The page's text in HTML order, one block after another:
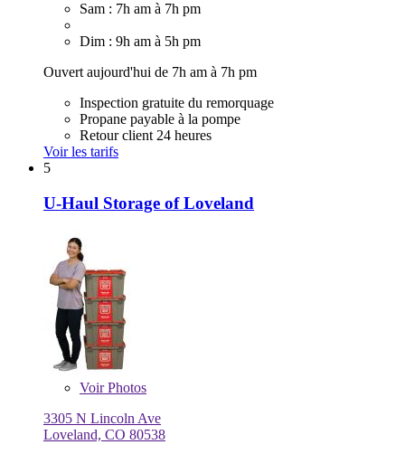
Sam : 7h am à 7h pm
Dim : 9h am à 5h pm
Ouvert aujourd'hui de 7h am à 7h pm
Inspection gratuite du remorquage
Propane payable à la pompe
Retour client 24 heures
Voir les tarifs
5
U-Haul Storage of Loveland
VoirPhotos
3305 N Lincoln Ave
Loveland, CO 80538